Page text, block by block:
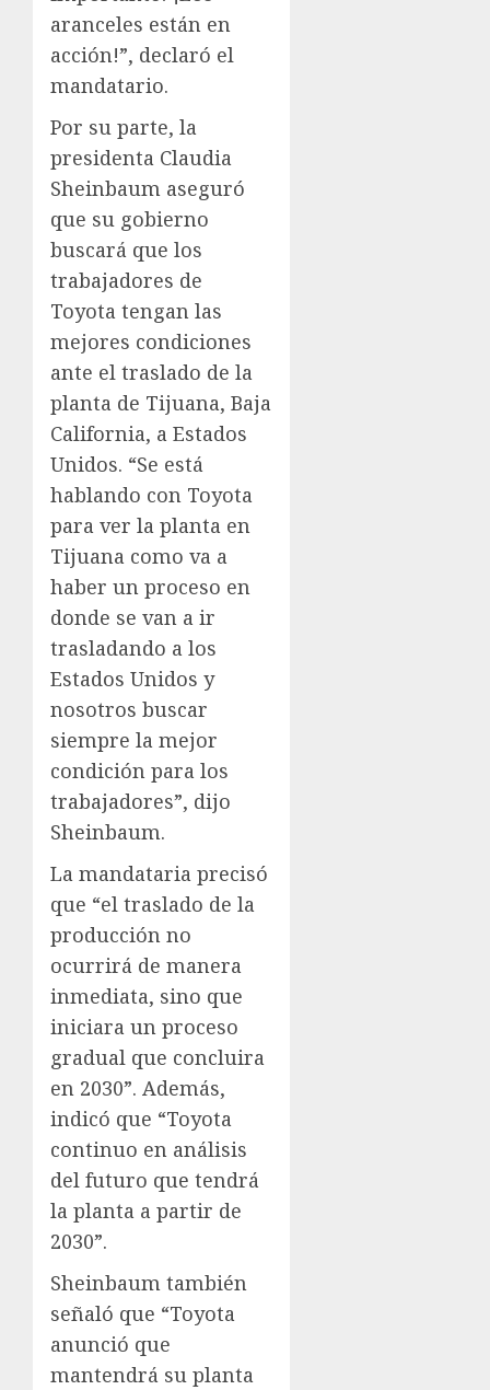
aranceles están en
acción!”, declaró el
mandatario.
Por su parte, la
presidenta Claudia
Sheinbaum aseguró
que su gobierno
buscará que los
trabajadores de
Toyota tengan las
mejores condiciones
ante el traslado de la
planta de Tijuana, Baja
California, a Estados
Unidos. “Se está
hablando con Toyota
para ver la planta en
Tijuana como va a
haber un proceso en
donde se van a ir
trasladando a los
Estados Unidos y
nosotros buscar
siempre la mejor
condición para los
trabajadores”, dijo
Sheinbaum.
La mandataria precisó
que “el traslado de la
producción no
ocurrirá de manera
inmediata, sino que
iniciara un proceso
gradual que concluira
en 2030”. Además,
indicó que “Toyota
continuo en análisis
del futuro que tendrá
la planta a partir de
2030”.
Sheinbaum también
señaló que “Toyota
anunció que
mantendrá su planta